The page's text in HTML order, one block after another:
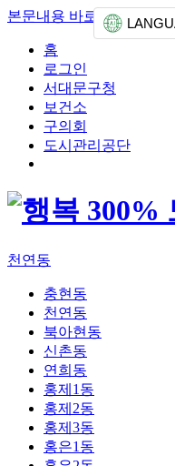
본문내용 바로가기 상단
홈
로그인
서대문구청
보건소
구의회
도시관리공단
천연동
충현동
천연동
북아현동
신촌동
연희동
홍제1동
홍제2동
홍제3동
홍은1동